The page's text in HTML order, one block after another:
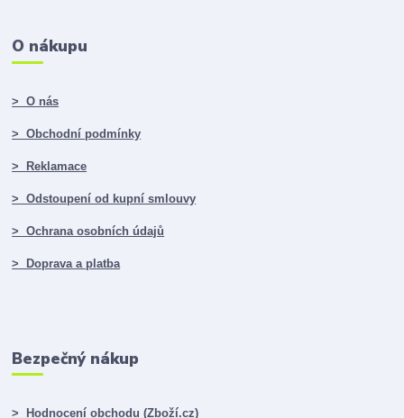
O nákupu
> O nás
> Obchodní podmínky
> Reklamace
> Odstoupení od kupní smlouvy
> Ochrana osobních údajů
> Doprava a platba
Bezpečný nákup
> Hodnocení obchodu (Zboží.cz)